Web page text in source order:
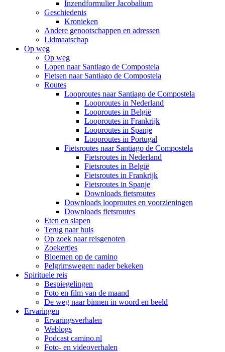
Inzendformulier Jacobalium
Geschiedenis
Kronieken
Andere genootschappen en adressen
Lidmaatschap
Op weg
Op weg
Lopen naar Santiago de Compostela
Fietsen naar Santiago de Compostela
Routes
Looproutes naar Santiago de Compostela
Looproutes in Nederland
Looproutes in België
Looproutes in Frankrijk
Looproutes in Spanje
Looproutes in Portugal
Fietsroutes naar Santiago de Compostela
Fietsroutes in Nederland
Fietsroutes in België
Fietsroutes in Frankrijk
Fietsroutes in Spanje
Downloads fietsroutes
Downloads looproutes en voorzieningen
Downloads fietsroutes
Eten en slapen
Terug naar huis
Op zoek naar reisgenoten
Zoekertjes
Bloemen op de camino
Pelgrimswegen: nader bekeken
Spirituele reis
Bespiegelingen
Foto en film van de maand
De weg naar binnen in woord en beeld
Ervaringen
Ervaringsverhalen
Weblogs
Podcast camino.nl
Foto- en videoverhalen